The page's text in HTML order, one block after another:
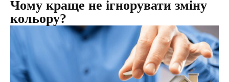
Чому краще не ігнорувати зміну
кольору?